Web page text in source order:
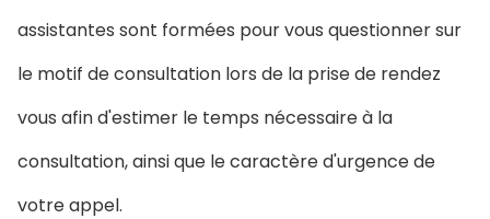
assistantes sont formées pour vous questionner sur
le motif de consultation lors de la prise de rendez
vous afin d'estimer le temps nécessaire à la
consultation, ainsi que le caractère d'urgence de
votre appel.